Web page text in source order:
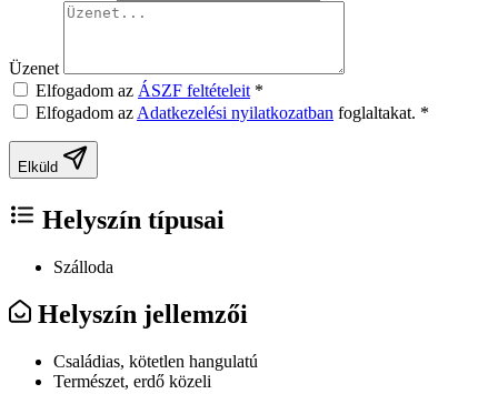
Üzenet
Elfogadom az ÁSZF feltételeit *
Elfogadom az Adatkezelési nyilatkozatban foglaltakat. *
Elküld
Helyszín típusai
Szálloda
Helyszín jellemzői
Családias, kötetlen hangulatú
Természet, erdő közeli